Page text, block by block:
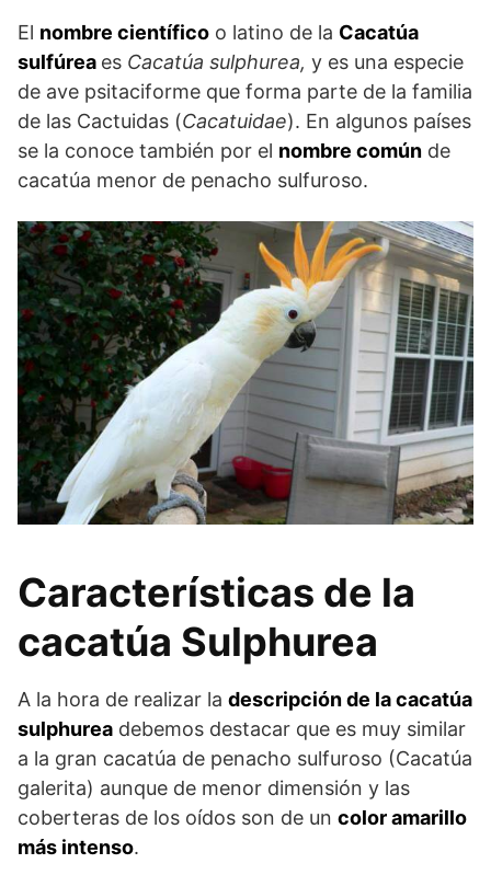
El nombre científico o latino de la Cacatúa
sulfúrea es Cacatúa sulphurea, y es una especie
de ave psitaciforme que forma parte de la familia
de las Cactuidas (Cacatuidae). En algunos países
se la conoce también por el nombre común de
cacatúa menor de penacho sulfuroso.
Características de la
cacatúa Sulphurea
A la hora de realizar la descripción de la cacatúa
sulphurea debemos destacar que es muy similar
a la gran cacatúa de penacho sulfuroso (Cacatúa
galerita) aunque de menor dimensión y las
coberteras de los oídos son de un color amarillo
más intenso.